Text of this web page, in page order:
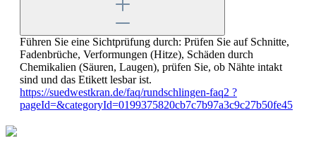
Führen Sie eine Sichtprüfung durch: Prüfen Sie auf Schnitte,
Fadenbrüche, Verformungen (Hitze), Schäden durch
Chemikalien (Säuren, Laugen), prüfen Sie, ob Nähte intakt
sind und das Etikett lesbar ist.
https://suedwestkran.de/faq/rundschlingen-faq2 ?
pageId=&categoryId=0199375820cb7c7b97a3c9c27b50fe45